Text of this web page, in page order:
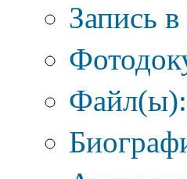
Запись